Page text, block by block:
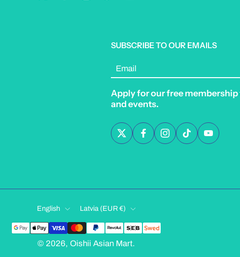
SUBSCRIBE TO OUR EMAILS
Email
Apply for our free
and events.
English Latvia ‎(EUR €)‎
© 2026, Oishii Asian Mart.